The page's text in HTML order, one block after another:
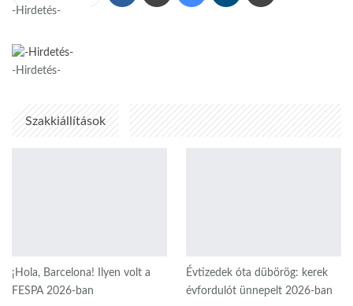
-Hirdetés-
-Hirdetés-
Szakkiállítások
¡Hola, Barcelona! Ilyen volt a
FESPA 2026-ban
Évtizedek óta dübörög: kerek
évfordulót ünnepelt 2026-ban